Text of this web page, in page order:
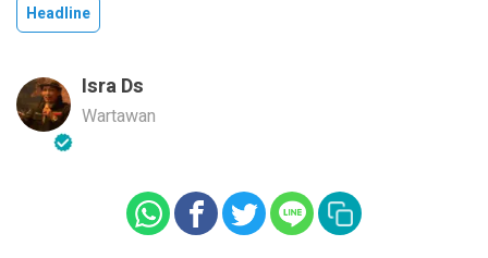
Headline
Isra Ds
Wartawan